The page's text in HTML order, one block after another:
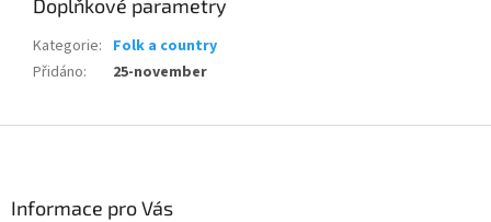
Doplňkové parametry
Kategorie: Folk a country
Přidáno: 25-november
Informace pro Vás